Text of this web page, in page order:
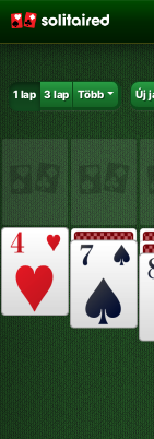
1 lap 3 lap Több Új